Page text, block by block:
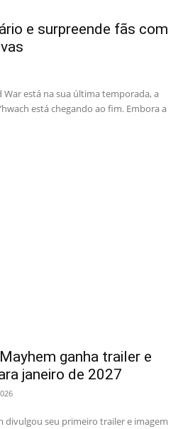
e surpreende fãs com
War está na sua última temporada, a
está chegando ao fim. Embora a
ganha trailer e
janeiro de 2027
seu primeiro trailer e imagem